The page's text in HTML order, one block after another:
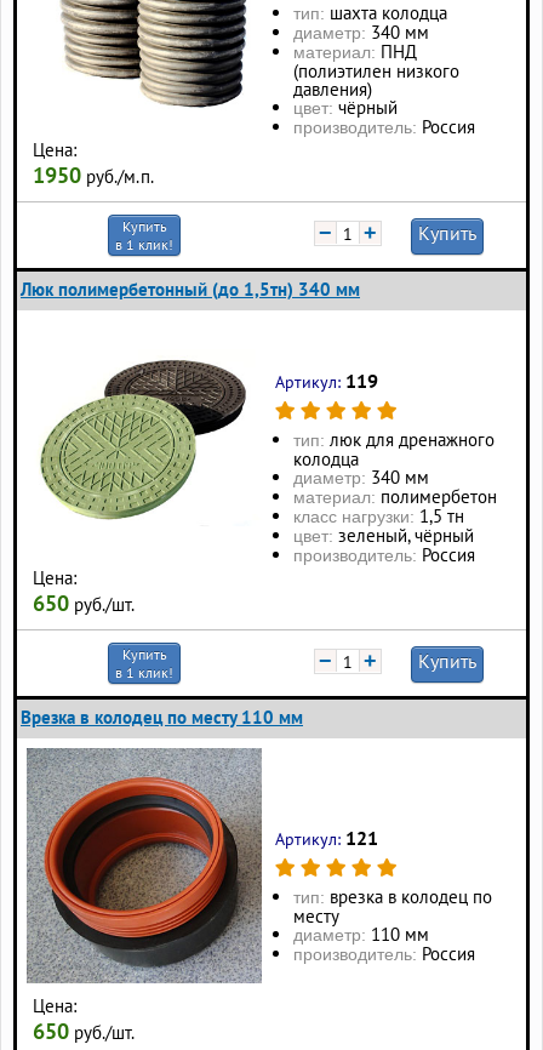
Цена:
1950 руб./м.п.
тип: шахта колодца
диаметр: 340 мм
материал: ПНД
(полиэтилен низкого
давления)
цвет: чёрный
производитель: Россия
Купить
в 1 клик!
− + Купить
Люк полимербетонный (до 1,5тн) 340 мм
Цена:
650 руб./шт.
Артикул: 119
тип: люк для дренажного
колодца
диаметр: 340 мм
материал: полимербетон
класс нагрузки: 1,5 тн
цвет: зеленый, чёрный
производитель: Россия
Купить
в 1 клик!
− + Купить
Врезка в колодец по месту 110 мм
Цена:
650 руб./шт.
Артикул: 121
тип: врезка в колодец по
месту
диаметр: 110 мм
производитель: Россия